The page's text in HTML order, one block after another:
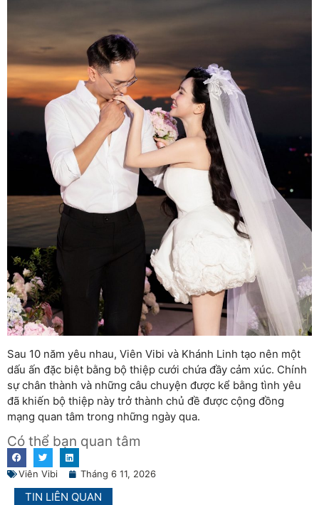
Sau 10 năm yêu nhau, Viên Vibi và Khánh Linh tạo nên một
dấu ấn đặc biệt bằng bộ thiệp cưới chứa đầy cảm xúc. Chính
sự chân thành và những câu chuyện được kể bằng tình yêu
đã khiến bộ thiệp này trở thành chủ đề được cộng đồng
mạng quan tâm trong những ngày qua.
Có thể bạn quan tâm
Viên Vibi Tháng 6 11, 2026
TIN LIÊN QUAN